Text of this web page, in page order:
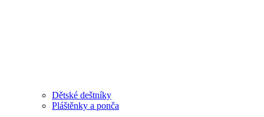
Dětské deštníky
Pláštěnky a ponča